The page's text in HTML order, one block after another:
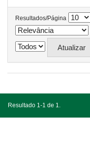
Resultados/Página
Resultado 1-1 de 1.